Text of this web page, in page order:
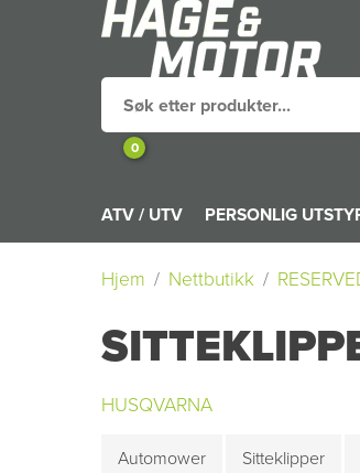
0
ATV / UTV PERSONLIG
Hjem Nettbutikk
HUSQVARNA
Automower Sitteklipper